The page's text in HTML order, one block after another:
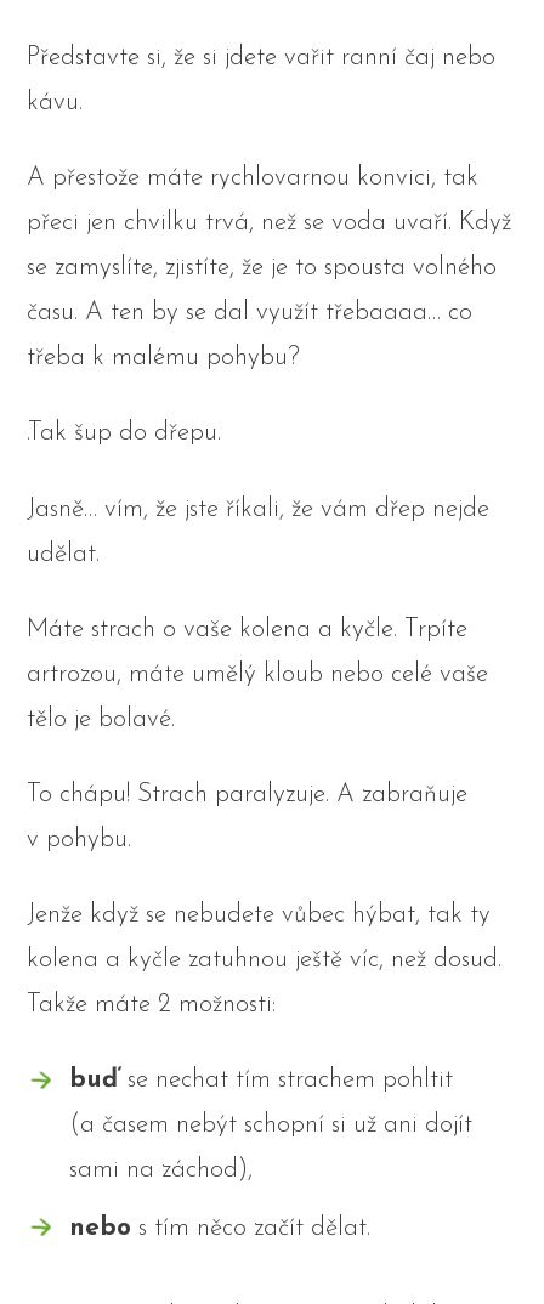
Představte si, že si jdete vařit ranní čaj nebo
kávu.
A přestože máte rychlovarnou konvici, tak
přeci jen chvilku trvá, než se voda uvaří. Když
se zamyslíte, zjistíte, že je to spousta volného
času. A ten by se dal využít třebaaaa… co
třeba k malému pohybu?
.Tak šup do dřepu.
Jasně… vím, že jste říkali, že vám dřep nejde
udělat.
Máte strach o vaše kolena a kyčle. Trpíte
artrozou, máte umělý kloub nebo celé vaše
tělo je bolavé.
To chápu! Strach paralyzuje. A zabraňuje
v pohybu.
Jenže když se nebudete vůbec hýbat, tak ty
kolena a kyčle zatuhnou ještě víc, než dosud.
Takže máte 2 možnosti:
buď se nechat tím strachem pohltit
(a časem nebýt schopní si už ani dojít
sami na záchod),
nebo s tím něco začít dělat.